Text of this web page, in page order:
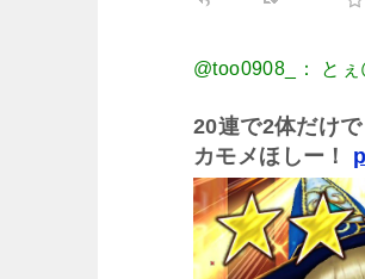
@too0908_： とぇ
20連で2体だけで
カモメほしー！